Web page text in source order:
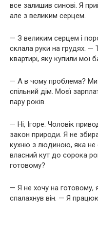
все залишив синові. Я
але з великим серцем.
— З великим серцем і
склала руки на грудях. —
квартирі, яку купили мої
— А в чому проблема?
спільний дім. Моєї
пару років.
— Ні, Ігоре. Чоловік
закон природи. Я не
кухню з людиною, яка не
власний кут до сорока
готовому?
— Я не хочу на готовому,
спалахнув він. — Я